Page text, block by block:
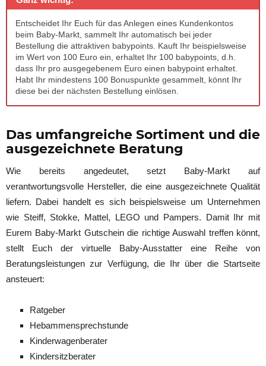
Entscheidet Ihr Euch für das Anlegen eines Kundenkontos
beim Baby-Markt, sammelt Ihr automatisch bei jeder
Bestellung die attraktiven babypoints. Kauft Ihr beispielsweise
im Wert von 100 Euro ein, erhaltet Ihr 100 babypoints, d.h.
dass Ihr pro ausgegebenem Euro einen babypoint erhaltet.
Habt Ihr mindestens 100 Bonuspunkte gesammelt, könnt Ihr
diese bei der nächsten Bestellung einlösen.
Das umfangreiche Sortiment und die
ausgezeichnete Beratung
Wie bereits angedeutet, setzt Baby-Markt auf
verantwortungsvolle Hersteller, die eine ausgezeichnete Qualität
liefern. Dabei handelt es sich beispielsweise um Unternehmen
wie Steiff, Stokke, Mattel, LEGO und Pampers. Damit Ihr mit
Eurem Baby-Markt Gutschein die richtige Auswahl treffen könnt,
stellt Euch der virtuelle Baby-Ausstatter eine Reihe von
Beratungsleistungen zur Verfügung, die Ihr über die Startseite
ansteuert:
Ratgeber
Hebammensprechstunde
Kinderwagenberater
Kindersitzberater